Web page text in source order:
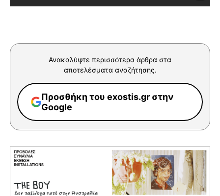
Ανακαλύψτε περισσότερα άρθρα στα
αποτελέσματα αναζήτησης.
Προσθήκη του exostis.gr στην
Google